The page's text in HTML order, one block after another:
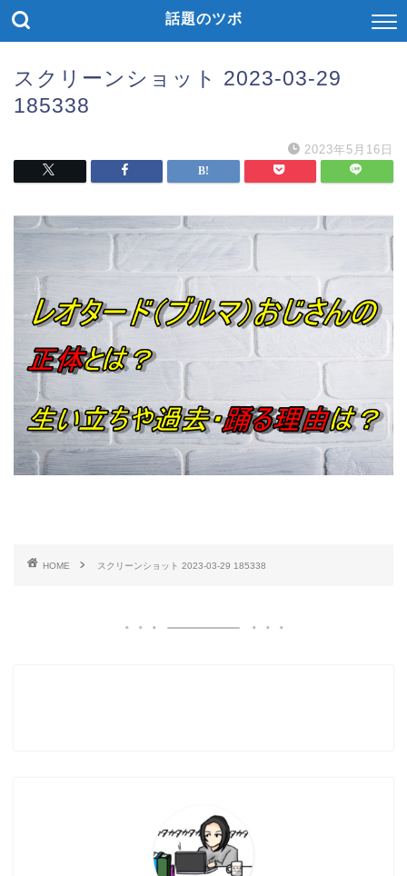
話題のツボ
スクリーンショット 2023-03-29
185338
2023年5月16日
HOME スクリーンショット 2023-03-29 185338